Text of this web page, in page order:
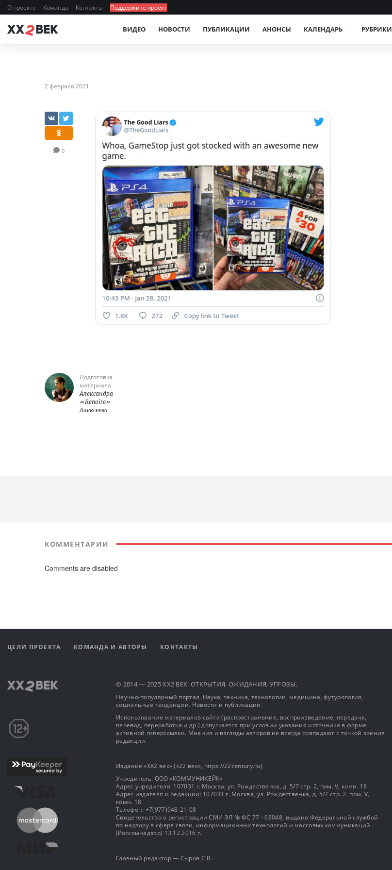
О проекте Команда Контакты Поддержите проект
ВИДЕО НОВОСТИ ПУБЛИКАЦИИ АНОНСЫ КАЛЕНДАРЬ РУБРИКИ
2 февраля 2021
0
Подготовка
материала
Александра
«Renoire»
Алексеева
КОММЕНТАРИИ
Comments are disabled
ЦЕЛИ ПРОЕКТА КОМАНДА И АВТОРЫ КОНТАКТЫ
© 2014 — 2025 XX2 ВЕК. ОТКРЫТИЯ, ОЖИДАНИЯ, УГРОЗЫ.
Научно-популярный портал. Наука, техника, технологии, медицина, футурология,
социальные тенденции. Новости и публикации.
Использование материалов сайта (распространение, воспроизведение, передача,
перевод, переработка и др.) допускается при условии указания источника в форме
активной гиперссылки. Мнения и взгляды авторов не всегда совпадают с точкой зрения
редакции.
Издание «XX2 век» («22 век», https://22century.ru)
Учредитель: OOO «КОММУНИКЕЙК»
Адрес учредителя: 107031 г. Москва, ул. Рождественка, д. 5/7 стр. 2, пом. V, комн. 18
Адрес издателя и редакции: 107031 г. Москва, ул. Рождественка, д. 5/7 стр. 2, пом. V,
комн. 18
Телефон: +7(977)948-21-08
Свидетельство о регистрации СМИ ЭЛ № ФС 77 - 68048, выдано Федеральной службой
по надзору в сфере связи, информационных технологий и массовых коммуникаций
(Роскомнадзор) 13.12.2016 г.
Главный редактор — Сыров С.В.